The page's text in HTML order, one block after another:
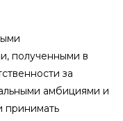
полученными в
за
амбициями и
принимать